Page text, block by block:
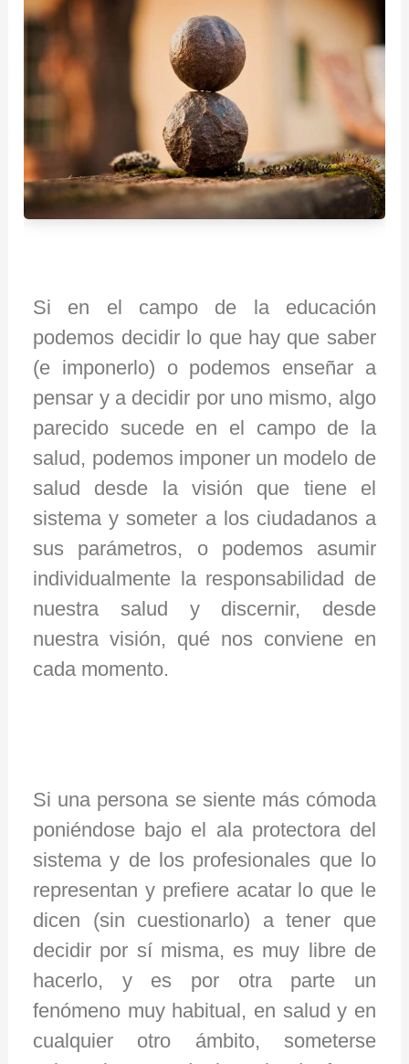
Si en el campo de la educación
podemos decidir lo que hay que saber
(e imponerlo) o podemos enseñar a
pensar y a decidir por uno mismo, algo
parecido sucede en el campo de la
salud, podemos imponer un modelo de
salud desde la visión que tiene el
sistema y someter a los ciudadanos a
sus parámetros, o podemos asumir
individualmente la responsabilidad de
nuestra salud y discernir, desde
nuestra visión, qué nos conviene en
cada momento.
Si una persona se siente más cómoda
poniéndose bajo el ala protectora del
sistema y de los profesionales que lo
representan y prefiere acatar lo que le
dicen (sin cuestionarlo) a tener que
decidir por sí misma, es muy libre de
hacerlo, y es por otra parte un
fenómeno muy habitual, en salud y en
cualquier otro ámbito, someterse